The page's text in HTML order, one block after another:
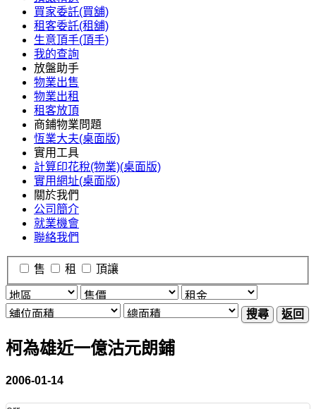
買家委託(買舖)
租客委託(租舖)
生意頂手(頂手)
我的查詢
放盤助手
物業出售
物業出租
租客放頂
商鋪物業問題
恆業大夫(桌面版)
實用工具
計算印花稅(物業)(桌面版)
實用網址(桌面版)
關於我們
公司簡介
就業機會
聯絡我們
售 租 頂讓
搜尋 返回
柯為雄近一億沽元朗鋪
2006-01-14